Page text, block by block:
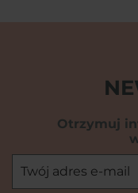
Otrzymuj